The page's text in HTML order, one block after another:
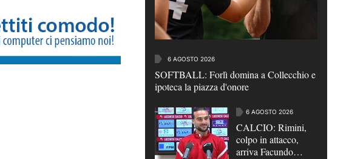
6 AGOSTO 2026
SOFTBALL: Forlì domina a Collecchio e
ipoteca la piazza d'onore
6 AGOSTO 2026
CALCIO: Rimini,
colpo in attacco,
arriva Facundo